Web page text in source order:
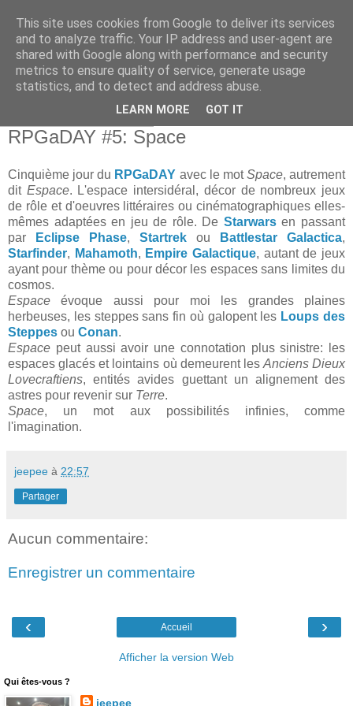
RPGaDAY #5: Space
Cinquième jour du RPGaDAY avec le motSpace, autrement
dit Espace. L'espace intersidéral, décor de nombreux jeux
de rôle et d'oeuvres littéraires ou cinématographiques elles-
mêmes adaptées en jeu de rôle. De Starwarsen passant
par
Eclipse Phase, Startrek ou Battlestar Galactica,
Starfinder, Mahamoth, Empire Galactique, autant de jeux
ayant pour thème ou pour décor les espaces sans limites du
cosmos.
Espaceévoque aussi pour moi les grandes plaines
herbeuses, les steppes sans fin où galopent les Loups des
Steppes ou Conan.
Espace peut aussi avoir une connotation plus sinistre: les
espaces glacés et lointains où demeurent les Anciens Dieux
Lovecraftiens, entités avides guettant un alignement des
astres pour revenir sur Terre.
Space, un mot aux possibilités infinies, comme
l'imagination.
jeepee à 22:57
Partager
Aucun commentaire:
Enregistrer un commentaire
‹ ›
Accueil
Afficher la version Web
Qui êtes-vous ?
jeepee
This site uses cookies from Google to deliver its services
and to analyze traffic. Your IP address and user-agent are
shared with Google along with performance and security
metrics to ensure quality of service, generate usage
statistics, and to detect and address abuse.
LEARN MORE GOT IT